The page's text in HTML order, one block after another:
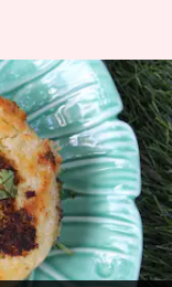
10:38 am